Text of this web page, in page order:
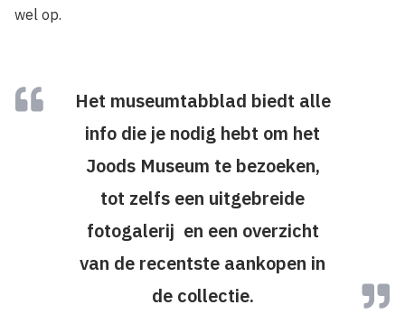
wel op.
Het museumtabblad biedt alle
info die je nodig hebt om het
Joods Museum te bezoeken,
tot zelfs een uitgebreide
fotogalerij en een overzicht
van de recentste aankopen in
de collectie.